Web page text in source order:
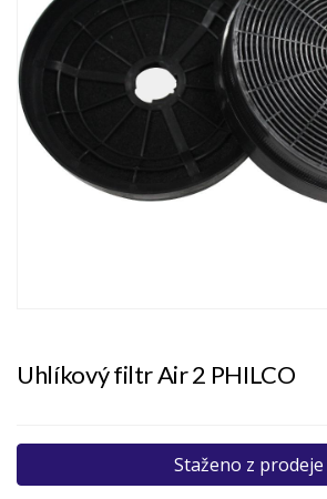
Uhlíkový filtr Air 2 PHILCO
Staženo z prodeje